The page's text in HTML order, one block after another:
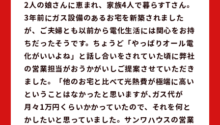
2人の娘さんに恵まれ、家族4人で暮らすTさん。
3年前にガス設備のあるお宅を新築されました
が、ご夫婦とも以前から電化生活には関心をお持
ちだったそうです。ちょうど「やっぱりオール電
化がいいよね」と話し合いをされていた頃に弊社
の営業担当がおうかがいしご提案させていただき
ました。「他のお宅と比べて光熱費が極端に高い
ということはなかったと思いますが､ガス代が
月々1万円くらいかかっていたので、それを何と
かしたいと思っていました。サンワハウスの営業